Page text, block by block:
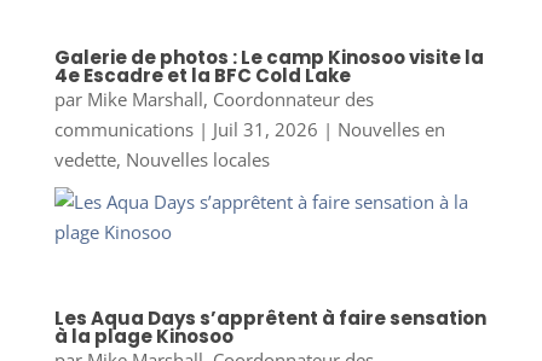
Galerie de photos : Le camp Kinosoo visite la
4e Escadre et la BFC Cold Lake
par Mike Marshall, Coordonnateur des
communications| Juil 31, 2026 | Nouvelles en
vedette, Nouvelles locales
Les Aqua Days s’apprêtent à faire sensation
à la plage Kinosoo